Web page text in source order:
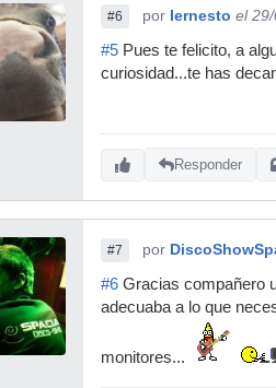
#6 por Iernesto el
#5 Pues te felicito, a
curiosidad...te has
Responder
#7 por
#6 Gracias compañero
adecuaba a lo que
monitores...